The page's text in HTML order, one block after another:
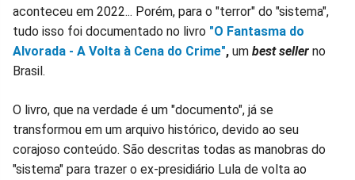
aconteceu em 2022... Porém, para o "terror" do "sistema",
tudo isso foi documentado no livro "O Fantasma do
Alvorada - A Volta à Cena do Crime", um best seller no
Brasil.
O livro, que na verdade é um "documento", já se
transformou em um arquivo histórico, devido ao seu
corajoso conteúdo. São descritas todas as manobras do
"sistema" para trazer o ex-presidiário Lula de volta ao